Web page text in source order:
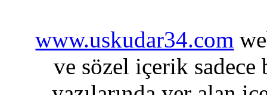
www.uskudar34.com
ve sözel içerik sadece